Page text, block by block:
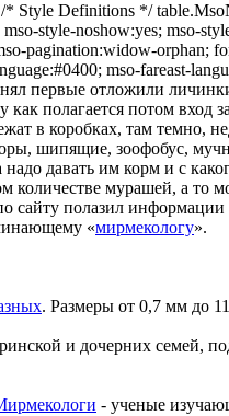
Style Definitions */
style-noshow:yes; mso-
pagination:widow-orphan;
mso-fareast-
первые отложили
полагается потом вход
в коробках, там темно,
шипящие, зоофобус,
давать им корм и с
количестве мурашей, а то
сайту полазил
«мирмекологу».
. Размеры от 0,7 мм до
и дочерних семей,
- ученые